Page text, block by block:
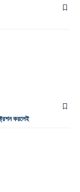
করলেই